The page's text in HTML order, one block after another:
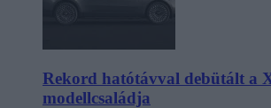
Rekord hatótávval debütált a
modellcsaládja